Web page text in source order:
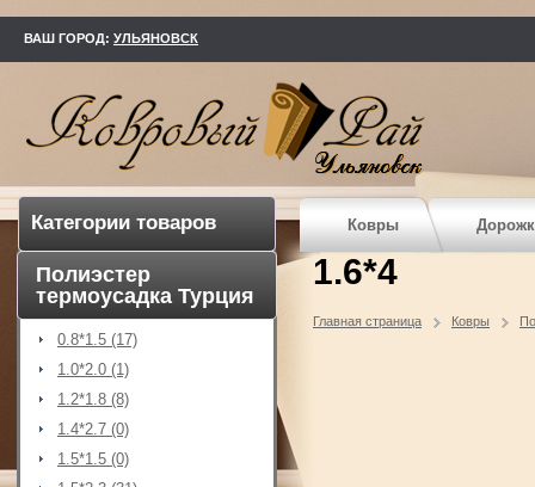
ВАШ ГОРОД: УЛЬЯНОВСК
Категории товаров Ковры
Полиэстер
термоусадка Турция
0.8*1.5 (17)
1.0*2.0 (1)
1.2*1.8 (8)
1.4*2.7 (0)
1.5*1.5 (0)
1.6*4
Главная страница Ковры